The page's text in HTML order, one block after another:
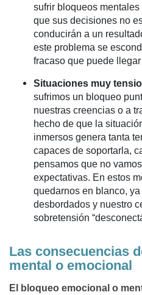
sufrir bloqueos
que sus decisiones no
conducirán a un
este problema se
fracaso que puede
Situaciones muy
sufrimos un bloqueo
nuestras creencias o a
hecho de que la
inmersos genera tanta
capaces de soportarla,
pensamos que no
expectativas. En estos
quedarnos en blanco,
desbordados y nuestro
sobretensión
Las consecuencias
mental o emocional
El bloqueo emocional o